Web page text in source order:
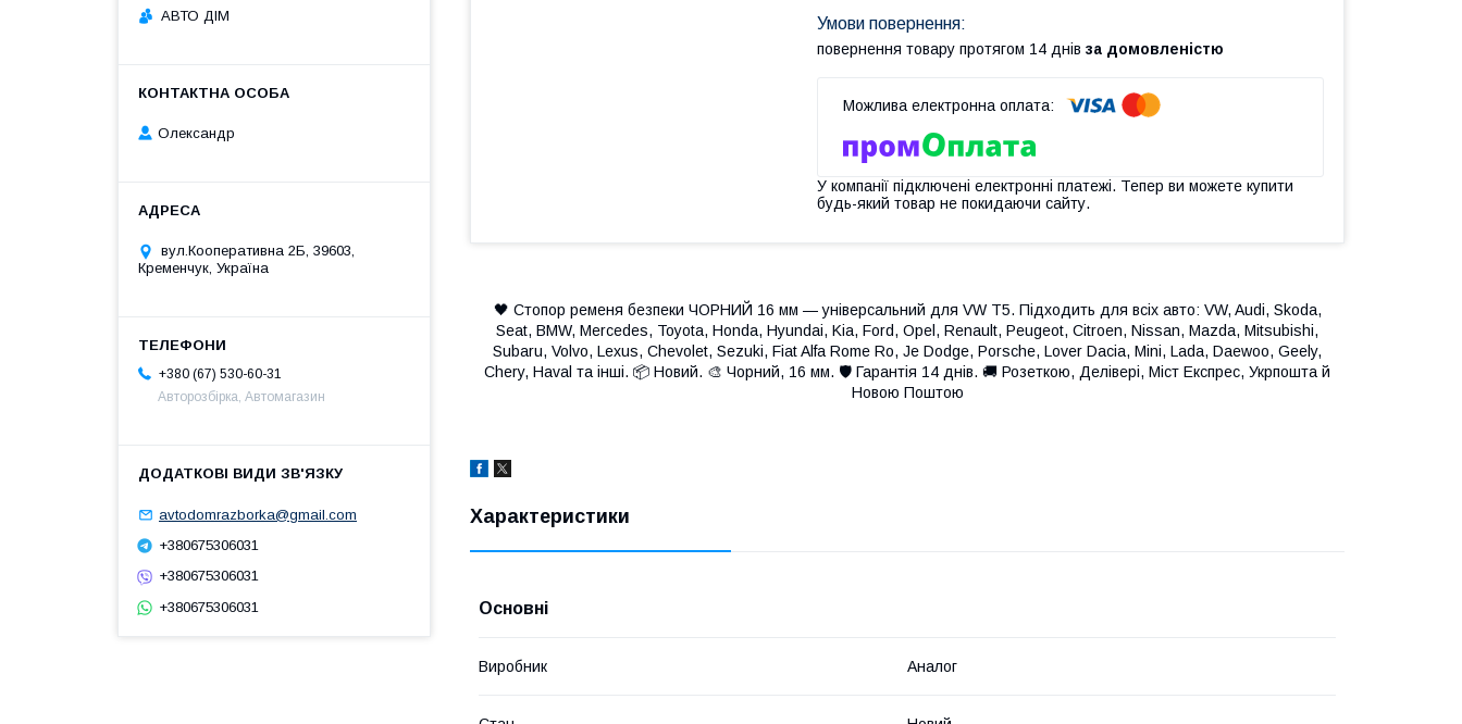
повернення товару протягом 14 днів за домовленістю
У компанії підключені електронні платежі. Тепер ви можете купити
будь-який товар не покидаючи сайту.
🖤 Стопор ременя безпеки ЧОРНИЙ 16 мм — універсальний для VW T5. Підходить для всіх авто: VW, Audi, Skoda,
Seat, BMW, Mercedes, Toyota, Honda, Hyundai, Kia, Ford, Opel, Renault, Peugeot, Citroen, Nissan, Mazda, Mitsubishi,
Subaru, Volvo, Lexus, Chevolet, Sezuki, Fiat Alfa Rome Ro, Je Dodge, Porsche, Lover Dacia, Mini, Lada, Daewoo, Geely,
Chery, Haval та інші. 📦 Новий. 🎨 Чорний, 16 мм. 🛡 Гарантія 14 днів. 🚚 Розеткою, Делівері, Міст Експрес, Укрпошта й
Новою Поштою
Характеристики
Основні
Виробник Аналог
АВТО ДІМ
Олександр
вул.Кооперативна 2Б, 39603,
Кременчук, Україна
+380 (67) 530-60-31
Авторозбірка, Автомагазин
avtodomrazborka@gmail.com
+380675306031
+380675306031
+380675306031